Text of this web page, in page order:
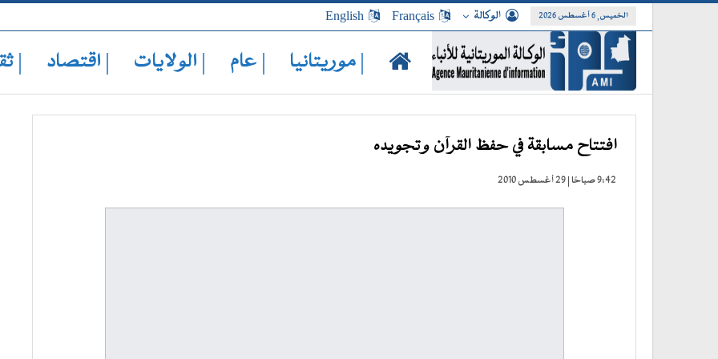
الخميس, 6 أغسطس 2026 الوكالة Français
English
| موريتانيا | عام | الولايات | اقتصاد |
افتتاح مسابقة في حفظ القرآن وتجويده
9:42 صباحًا | 29 أغسطس 2010